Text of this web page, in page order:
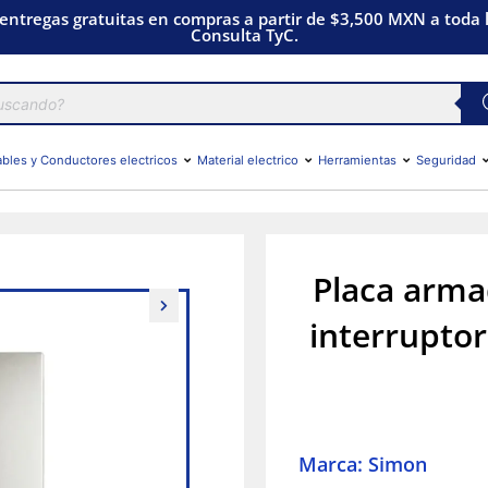
gratuitas en compras a partir de $3,500 MXN a toda
Consulta TyC.
y Conductores electricos Material electrico Herramientas Seguridad
Placa
interruptor
Marca: Simon